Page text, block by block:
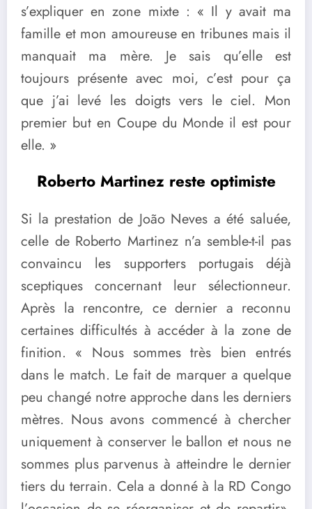
s’expliquer en zone mixte : « Il y avait ma
famille et mon amoureuse en tribunes mais il
manquait ma mère. Je sais qu’elle est
toujours présente avec moi, c’est pour ça
que j’ai levé les doigts vers le ciel. Mon
premier but en Coupe du Monde il est pour
elle. »
Roberto Martinez reste optimiste
Si la prestation de João Neves a été saluée,
celle de Roberto Martinez n’a semble-t-il pas
convaincu les supporters portugais déjà
sceptiques concernant leur sélectionneur.
Après la rencontre, ce dernier a reconnu
certaines difficultés à accéder à la zone de
finition. « Nous sommes très bien entrés
dans le match. Le fait de marquer a quelque
peu changé notre approche dans les derniers
mètres. Nous avons commencé à chercher
uniquement à conserver le ballon et nous ne
sommes plus parvenus à atteindre le dernier
tiers du terrain. Cela a donné à la RD Congo